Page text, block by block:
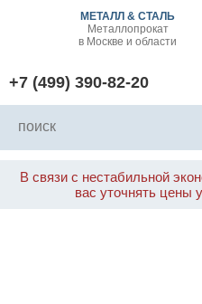
МЕТАЛЛ & СТАЛЬ
Металлопрокат
в Москве и области
+7 (499) 390-82-20
В связи с нестабильной
вас уточнять цены